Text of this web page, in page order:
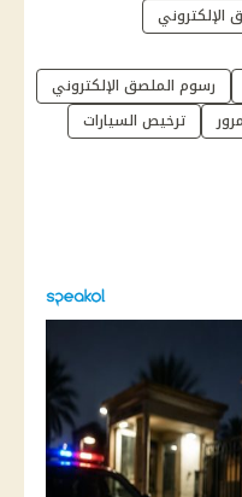
الإلكتروني
رسوم الملصق الإلكتروني
ترخيص السيارات